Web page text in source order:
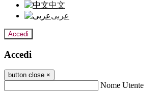
中文
عربى
Accedi
Accedi
button close ×
Nome Utente